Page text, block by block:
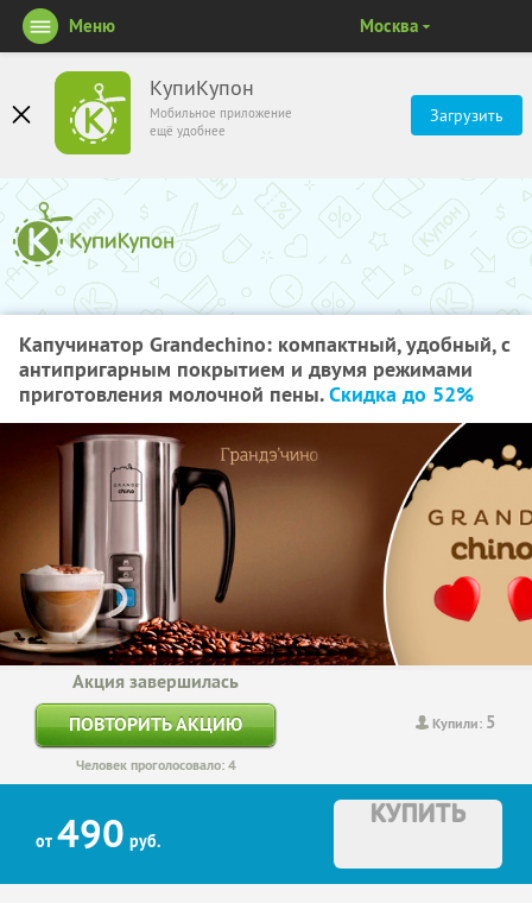
КупиКупон
Мобильное приложение
ещё удобнее
Загрузить
Меню Москва
Капучинатор Grandechino: компактный, удобный, с
антипригарным покрытием и двумя режимами
приготовления молочной пены.Скидка до 52%
Купили: 5
Акция завершилась
ПОВТОРИТЬ АКЦИЮ
Человек проголосовало: 4
от 490 руб.
КУПИТЬ